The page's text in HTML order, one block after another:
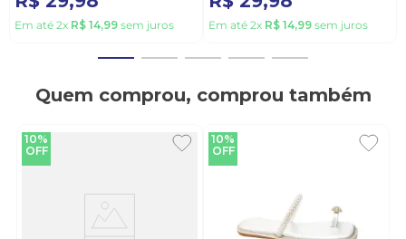
Em até 2x R$ 14,99 sem juros Em até 2x R$ 14,99 sem juros
Quem comprou, comprou também
10%
OFF
10%
OFF